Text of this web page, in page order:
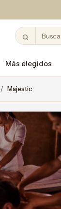
Más elegidos
Majestic